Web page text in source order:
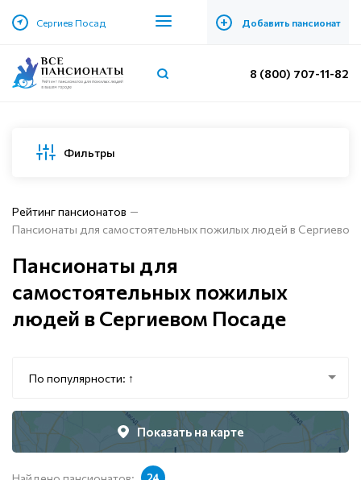
Сергиев Посад + Добавить пансионат
8 (800) 707-11-82
Фильтры
Рейтинг пансионатов
Пансионаты для самостоятельных пожилых людей в
Пансионаты для
самостоятельных пожилых
людей в Сергиевом Посаде
По популярности: ↑
Показать на карте